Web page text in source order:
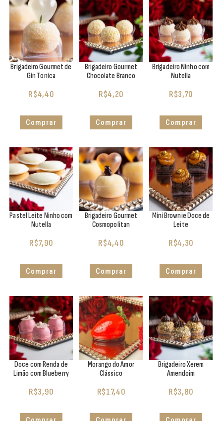
Brigadeiro Gourmet de
Gin Tonica
R$4,40
Comprar
Brigadeiro Gourmet
Chocolate Branco
R$4,20
Comprar
Brigadeiro Ninho com
Nutella
R$3,70
Comprar
Pastel Leite Ninho com
Nutella
R$7,90
Comprar
Brigadeiro Gourmet
Cosmopolitan
R$4,40
Comprar
Mini Brownie Doce de
Leite
R$4,30
Comprar
Doce com Renda de
Limão com Blueberry
R$3,90
Morango do Amor
Clássico
R$17,40
Brigadeiro Xerem
Amendoim
R$3,80